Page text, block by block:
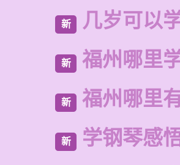
新 几岁可以
新 福州哪里
新 福州哪里
新 学钢琴感